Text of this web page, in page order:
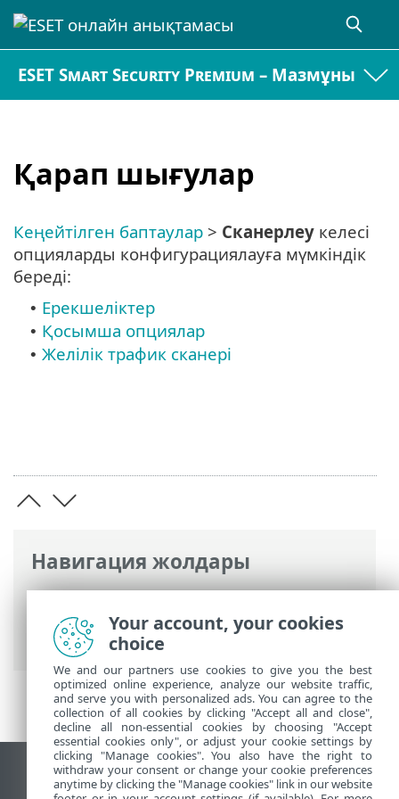
ESET Smart Security Premium – Мазмұны
Қарап шығулар
Навигация жолдары
ESET онлайн анықтамасы>ESET Smart
Security Premium>Кеңейтілген орнату
> Қарап шығулар
Кеңейтілген баптаулар > Сканерлеу келесі
опцияларды конфигурациялауға мүмкіндік
береді:
• Ерекшеліктер
• Қосымша опциялар
• Желілік трафик сканері
Жұмыс үстеліндегі сайтты қарау
Your account, your cookies
choice
We and our partners use cookies to give you the best
optimized online experience, analyze our website traffic,
and serve you with personalized ads. You can agree to the
collection of all cookies by clicking "Accept all and close",
decline all non-essential cookies by choosing "Accept
essential cookies only", or adjust your cookie settings by
clicking "Manage cookies". You also have the right to
withdraw your consent or change your cookie preferences
anytime by clicking the "Manage cookies" link in our website